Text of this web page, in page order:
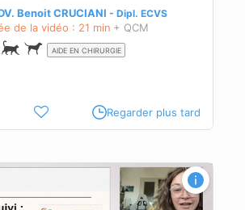
Benoit CRUCIANI Dipl. ECVS
de la vidéo : 21 min + QCM
AIDE EN CHIRURGIE
Regarder plus tard